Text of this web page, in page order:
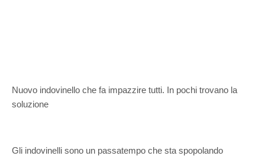
Nuovo indovinello che fa impazzire tutti. In pochi trovano la
soluzione
Gli indovinelli sono un passatempo che sta spopolando